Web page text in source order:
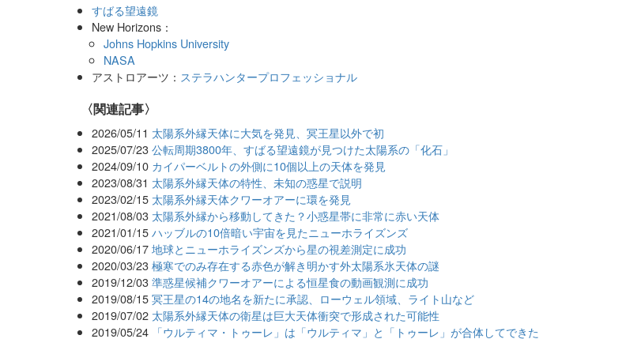
すばる望遠鏡
New Horizons：
Johns Hopkins University
NASA
アストロアーツ： ステラハンタープロフェッショナル
関連記事
2026/05/11 太陽系外縁天体に大気を発見、冥王星以外で初
2025/07/23 公転周期3800年、すばる望遠鏡が見つけた太陽系の「化石」
2024/09/10 カイパーベルトの外側に10個以上の天体を発見
2023/08/31 太陽系外縁天体の特性、未知の惑星で説明
2023/02/15 太陽系外縁天体クワーオアーに環を発見
2021/08/03 太陽系外縁から移動してきた？小惑星帯に非常に赤い天体
2021/01/15 ハッブルの10倍暗い宇宙を見たニューホライズンズ
2020/06/17 地球とニューホライズンズから星の視差測定に成功
2020/03/23 極寒でのみ存在する赤色が解き明かす外太陽系氷天体の謎
2019/12/03 準惑星候補クワーオアーによる恒星食の動画観測に成功
2019/08/15 冥王星の14の地名を新たに承認、ローウェル領域、ライト山など
2019/07/02 太陽系外縁天体の衛星は巨大天体衝突で形成された可能性
2019/05/24 「ウルティマ・トゥーレ」は「ウルティマ」と「トゥーレ」が合体してできた